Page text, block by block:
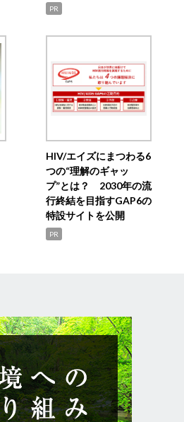
PR
HIV/エイズにまつわる6
つの“理解のギャッ
プ”とは？ 2030年の流
行終結を目指すGAP6の
特設サイトを公開
PR